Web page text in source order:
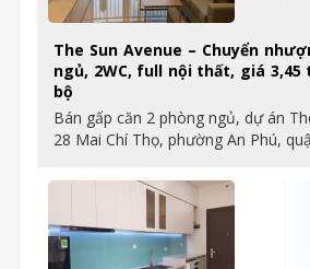
The Sun Avenue – Chuyển
ngủ, 2WC, full nội thất, giá
bộ
Bán gấp căn 2 phòng ngủ, dự án
28 Mai Chí Thọ, phường An Phú,